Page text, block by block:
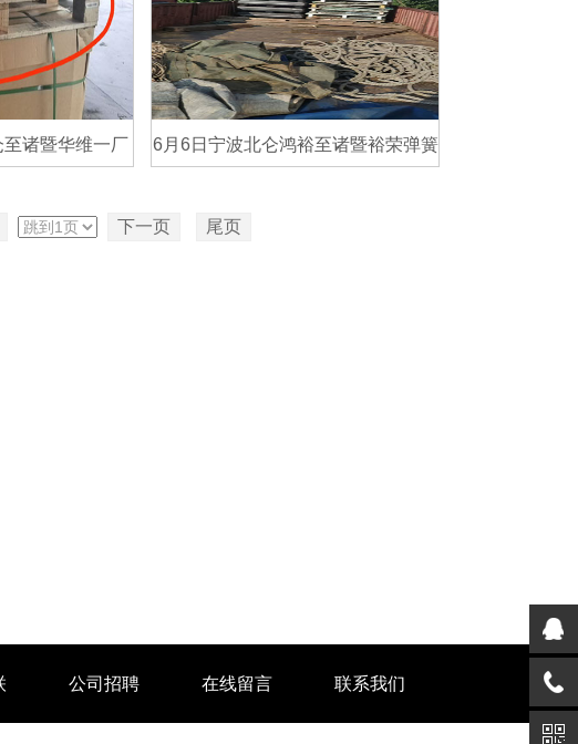
诸暨华维一厂 6月6日宁波北仑鸿裕至诸暨裕荣弹簧
下一页 尾页
公司招聘 在线留言 联系我们